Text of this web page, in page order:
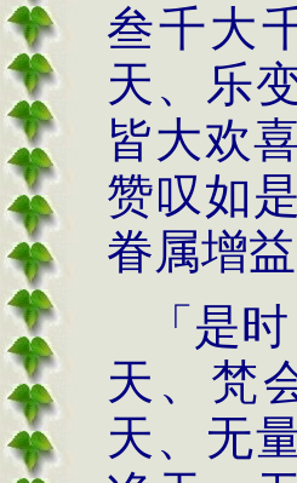
叁千大
天、乐
皆大欢
赞叹如
眷属增益
「是
天、梵
天、无